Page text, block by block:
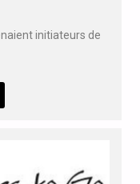
initiateurs de